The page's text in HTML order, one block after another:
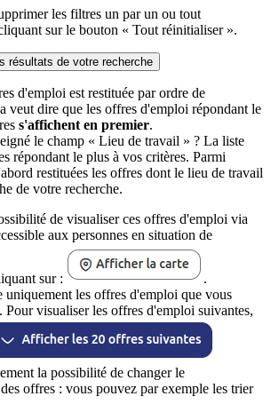
les filtres un par un ou tout
sur le bouton « Tout réinitialiser ».
résultats de votre recherche
d'emploi est restituée par ordre de
veut dire que les offres d'emploi répondant le
s'affichent en premier.
le champ « Lieu de travail » ? La liste
répondant le plus à vos critères. Parmi
restituées les offres dont le lieu de travail
de votre recherche.
de visualiser ces offres d'emploi via
aux personnes en situation de
sur :
.
uniquement les offres d'emploi que vous
Pour visualiser les offres d'emploi suivantes,
la possibilité de changer le
offres : vous pouvez par exemple les trier